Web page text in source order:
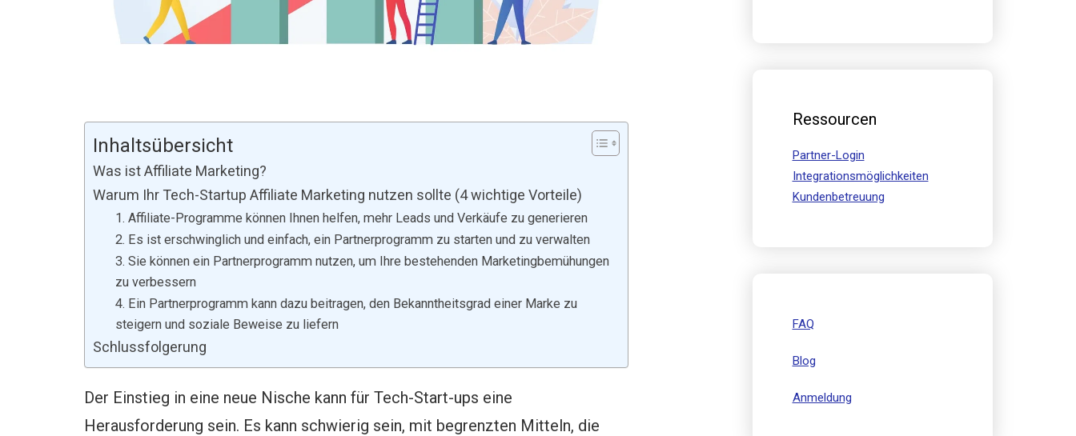
Inhaltsübersicht
Was ist Affiliate Marketing?
Warum Ihr Tech-Startup Affiliate Marketing nutzen sollte (4 wichtige Vorteile)
1. Affiliate-Programme können Ihnen helfen, mehr Leads und Verkäufe zu generieren
2. Es ist erschwinglich und einfach, ein Partnerprogramm zu starten und zu verwalten
3. Sie können ein Partnerprogramm nutzen, um Ihre bestehenden Marketingbemühungen
zu verbessern
4. Ein Partnerprogramm kann dazu beitragen, den Bekanntheitsgrad einer Marke zu
steigern und soziale Beweise zu liefern
Schlussfolgerung
Der Einstieg in eine neue Nische kann für Tech-Start-ups eine
Herausforderung sein. Es kann schwierig sein, mit begrenzten Mitteln, die
Ressourcen
Partner-Login
Integrationsmöglichkeiten
Kundenbetreuung
FAQ
Blog
Anmeldung